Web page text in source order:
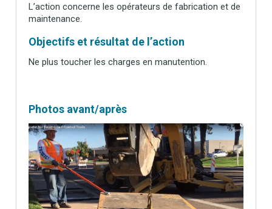
L’action concerne les opérateurs de fabrication et de
maintenance.
Objectifs et résultat de l’action
Ne plus toucher les charges en manutention.
Photos avant/après